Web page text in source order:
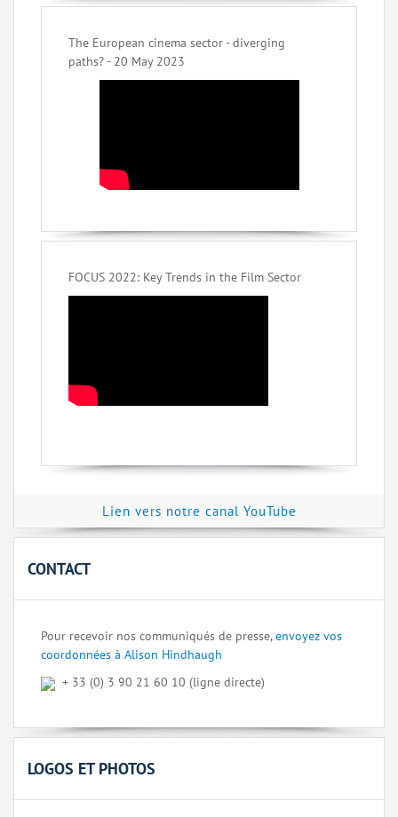
The European cinema sector - diverging
paths? - 20 May 2023
FOCUS 2022: Key Trends in the Film Sector
Lien vers notre canal YouTube
CONTACT
Pour recevoir nos communiqués de presse,envoyez vos
coordonnées à Alison Hindhaugh
+ 33 (0) 3 90 21 60 10 (ligne directe)
LOGOS ET PHOTOS